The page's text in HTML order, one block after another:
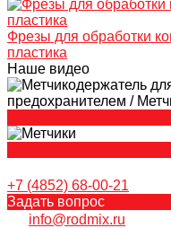
Фрезы для обработки
пластика
Наше видео
+7 (4852) 68-00-21
Задать вопрос
info@rodmix.ru